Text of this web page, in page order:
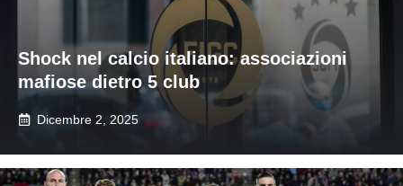
Shock nel calcio italiano: associazioni
mafiose dietro 5 club
Dicembre 2, 2025